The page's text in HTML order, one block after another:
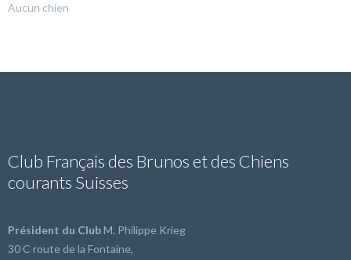
Aucun chien
Club Français des Brunos et des Chiens
courants Suisses
Président du ClubM. Philippe Krieg
30 C route de la Fontaine,